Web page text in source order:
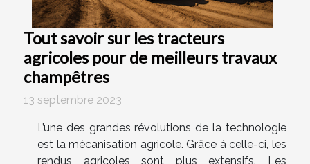
Tout savoir sur les tracteurs
agricoles pour de meilleurs travaux
champêtres
13 septembre 2023
L’une des grandes révolutions de la technologie
est la mécanisation agricole. Grâce à celle-ci, les
rendus agricoles sont plus extensifs. Les